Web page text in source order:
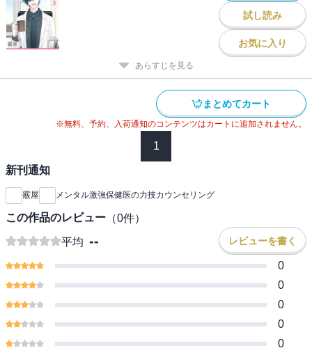
試し読み
お気に入り
あらすじを見る
まとめてカート
※無料、予約、入荷通知のコンテンツはカートに追加されません。
1
新刊通知
霰屋 メンタル激強保健医の力技カウンセリング
この作品のレビュー （0件）
平均 -- レビューを書く
0
0
0
0
0